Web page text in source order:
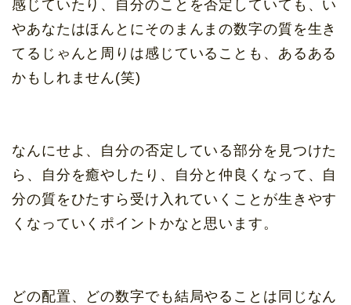
感じていたり、自分のことを否定していても、い
やあなたはほんとにそのまんまの数字の質を生き
てるじゃんと周りは感じていることも、あるある
かもしれません(笑)
なんにせよ、自分の否定している部分を見つけた
ら、自分を癒やしたり、自分と仲良くなって、自
分の質をひたすら受け入れていくことが生きやす
くなっていくポイントかなと思います。
どの配置、どの数字でも結局やることは同じなん